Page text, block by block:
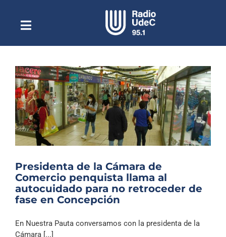
contenidoToggle
NavigationEscuchar Radio UdeC en vivo
Quiénes Somos
Programación
Podcast
Noticias
Columnas
Música Clásica
Presidenta de la Cámara de
Comercio penquista llama al
autocuidado para no retroceder de
fase en Concepción
En Nuestra Pauta conversamos con la presidenta de la
Cámara [...]